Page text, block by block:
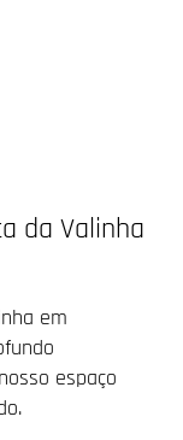
da Valinha
em
espaço